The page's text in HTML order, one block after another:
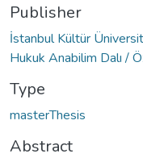
Publisher
İstanbul Kültür
Hukuk Anabilim Dalı /
Type
masterThesis
Abstract